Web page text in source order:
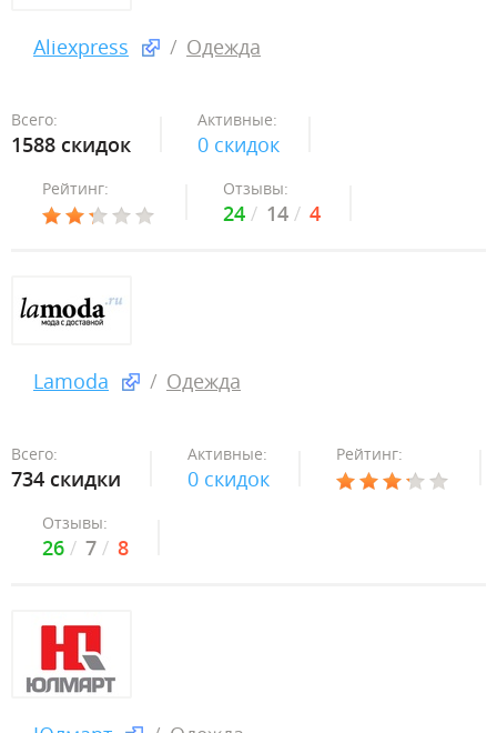
Aliexpress Одежда
Всего:
1588 скидок
Активные:
0 скидок
Рейтинг: Отзывы:
24 14 4
Lamoda Одежда
Всего:
734 скидки
Активные:
0 скидок
Рейтинг:
Отзывы:
26 7 8